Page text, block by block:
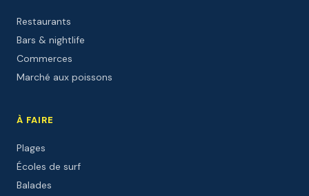
Restaurants
Bars & nightlife
Commerces
Marché aux poissons
À FAIRE
Plages
Écoles de surf
Balades